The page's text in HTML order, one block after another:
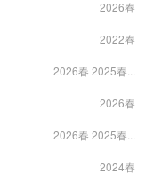
2026春
2022春
2026春 2025春...
2026春
2026春 2025春...
2024春